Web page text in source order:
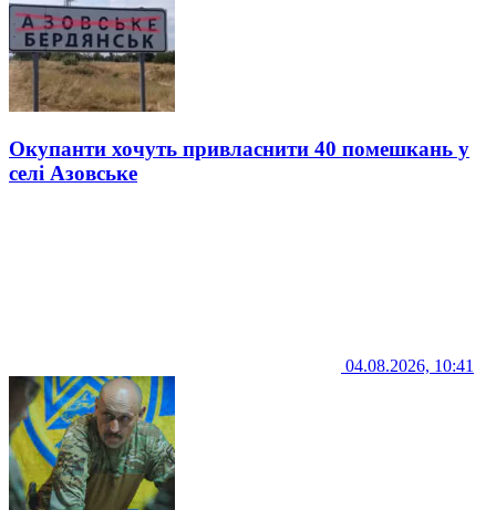
Окупанти хочуть привласнити 40 помешкань у
селі Азовське
04.08.2026, 10:41